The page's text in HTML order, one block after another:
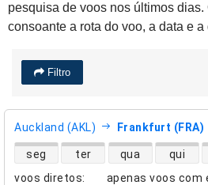
pesquisa de voos nos últimos
consoante a rota do voo, a data e
Filtro
Auckland (AKL) Frankfurt (FRA)
voos diretos:
apenas voos com
disponibilidade de voos diretos
seg ter qua qui